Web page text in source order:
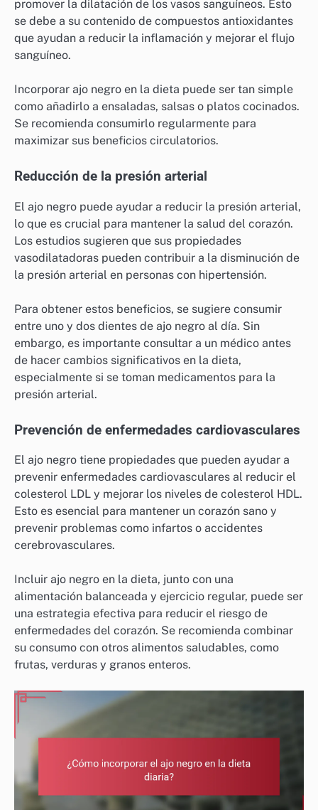
promover la dilatación de los vasos sanguíneos. Esto
se debe a su contenido de compuestos antioxidantes
que ayudan a reducir la inflamación y mejorar el flujo
sanguíneo.
Incorporar ajo negro en la dieta puede ser tan simple
como añadirlo a ensaladas, salsas o platos cocinados.
Se recomienda consumirlo regularmente para
maximizar sus beneficios circulatorios.
Reducción de la presión arterial
El ajo negro puede ayudar a reducir la presión arterial,
lo que es crucial para mantener la salud del corazón.
Los estudios sugieren que sus propiedades
vasodilatadoras pueden contribuir a la disminución de
la presión arterial en personas con hipertensión.
Para obtener estos beneficios, se sugiere consumir
entre uno y dos dientes de ajo negro al día. Sin
embargo, es importante consultar a un médico antes
de hacer cambios significativos en la dieta,
especialmente si se toman medicamentos para la
presión arterial.
Prevención de enfermedades cardiovasculares
El ajo negro tiene propiedades que pueden ayudar a
prevenir enfermedades cardiovasculares al reducir el
colesterol LDL y mejorar los niveles de colesterol HDL.
Esto es esencial para mantener un corazón sano y
prevenir problemas como infartos o accidentes
cerebrovasculares.
Incluir ajo negro en la dieta, junto con una
alimentación balanceada y ejercicio regular, puede ser
una estrategia efectiva para reducir el riesgo de
enfermedades del corazón. Se recomienda combinar
su consumo con otros alimentos saludables, como
frutas, verduras y granos enteros.